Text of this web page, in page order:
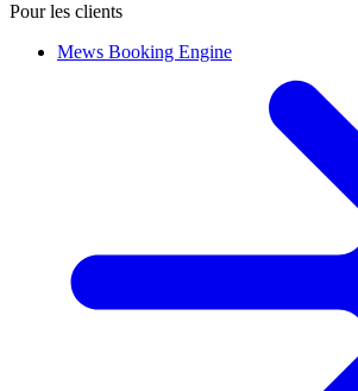
Pour les clients
Mews Booking Engine